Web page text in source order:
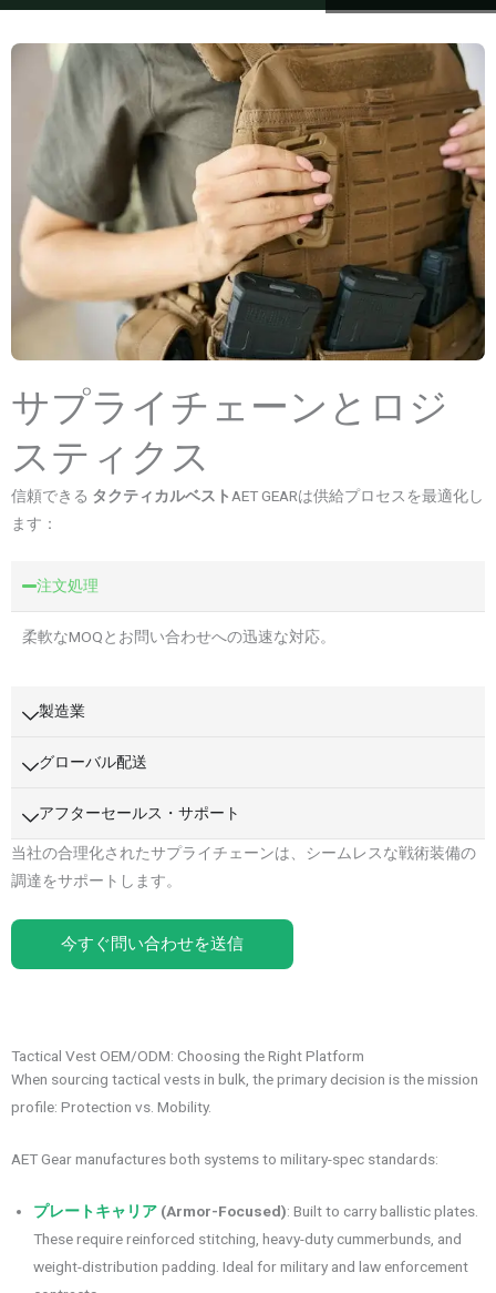
サプライチェーンとロジ
スティクス
信頼できる タクティカルベスト AET GEARは供給プロセスを最適化し
ます：
注文処理
柔軟なMOQとお問い合わせへの迅速な対応。
製造業
グローバル配送
アフターセールス・サポート
当社の合理化されたサプライチェーンは、シームレスな戦術装備の
調達をサポートします。
今すぐ問い合わせを送信
Tactical Vest OEM/ODM: Choosing the Right Platform
When sourcing tactical vests in bulk, the primary decision is the mission
profile: Protection vs. Mobility.
AET Gear manufactures both systems to military-spec standards:
プレートキャリア (Armor-Focused): Built to carry ballistic plates.
These require reinforced stitching, heavy-duty cummerbunds, and
weight-distribution padding. Ideal for military and law enforcement